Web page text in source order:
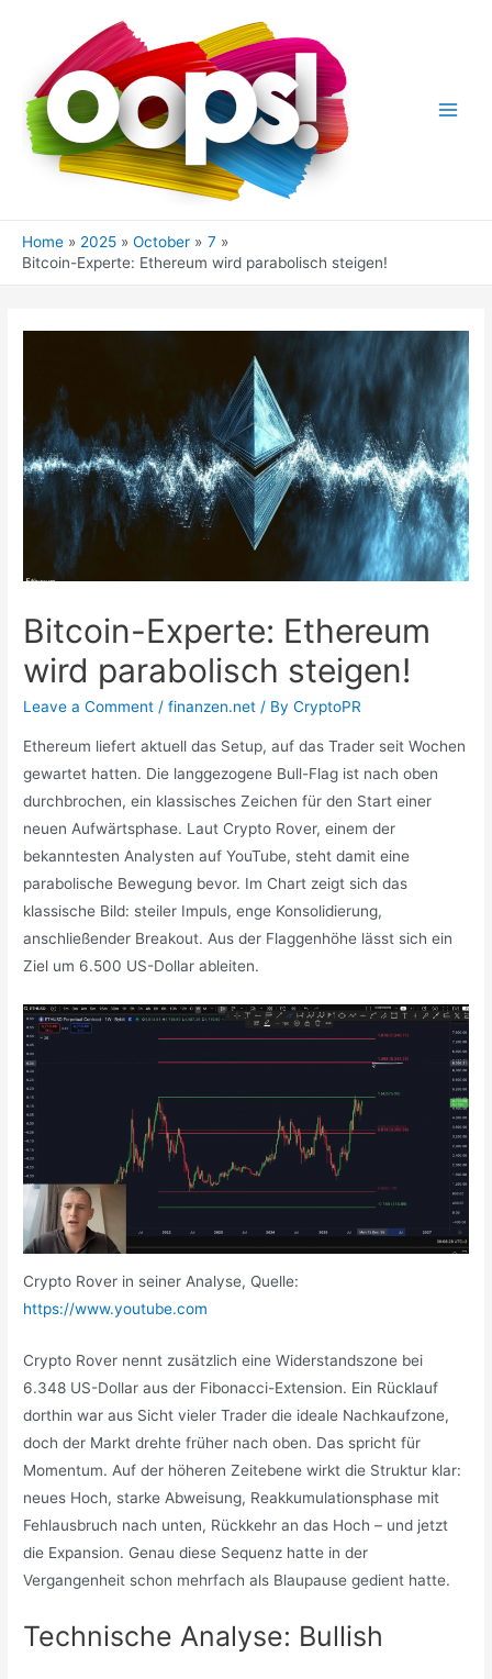
Home 2025 October
7
Bitcoin-Experte: Ethereum wird parabolisch steigen!
Bitcoin-Experte: Ethereum
wird parabolisch steigen!
Leave a Comment /finanzen.net / ByCryptoPR
Ethereum liefert aktuell das Setup, auf das Trader seit Wochen
gewartet hatten. Die langgezogene Bull-Flag ist nach oben
durchbrochen, ein klassisches Zeichen für den Start einer
neuen Aufwärtsphase. Laut Crypto Rover, einem der
bekanntesten Analysten auf YouTube, steht damit eine
parabolische Bewegung bevor. Im Chart zeigt sich das
klassische Bild: steiler Impuls, enge Konsolidierung,
anschließender Breakout. Aus der Flaggenhöhe lässt sich ein
Ziel um 6.500 US-Dollar ableiten.
Crypto Rover in seiner Analyse, Quelle:
https://www.youtube.com
Crypto Rover nennt zusätzlich eine Widerstandszone bei
6.348 US-Dollar aus der Fibonacci-Extension. Ein Rücklauf
dorthin war aus Sicht vieler Trader die ideale Nachkaufzone,
doch der Markt drehte früher nach oben. Das spricht für
Momentum. Auf der höheren Zeitebene wirkt die Struktur klar:
neues Hoch, starke Abweisung, Reakkumulationsphase mit
Fehlausbruch nach unten, Rückkehr an das Hoch – und jetzt
die Expansion. Genau diese Sequenz hatte in der
Vergangenheit schon mehrfach als Blaupause gedient hatte.
Technische Analyse: Bullish